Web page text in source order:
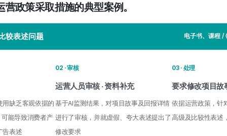
政策采取措施的典型案例。
较表述问题 电子书、课程 /
用缺乏客观依据的
可能导致消费者产
告表述
02 · 审核
运营人员审核 · 资料补充
基于AI监测结果，对项目故事及回报详情
进行了审核，并就虚假、夸大表述提出了
修改要求
03 · 处理
要求修改项目故
依据运营政策，针
高级及比较性表述